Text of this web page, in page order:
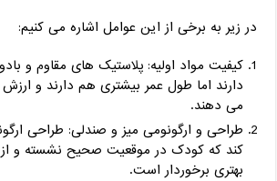
در زیر به برخی از این عوامل اشاره می کنیم:
کیفیت مواد اولیه: پلاستیک های مقاوم و
دارند اما طول عمر بیشتری هم دارند و ارزش
می دهند.
طراحی و ارگونومی میز و صندلی: طراحی
کند که کودک در موقعیت صحیح نشسته و
بهتری برخوردار است.